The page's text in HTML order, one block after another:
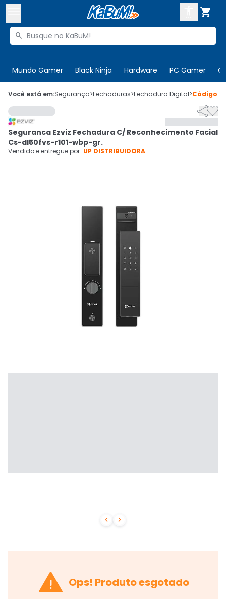

Buscar produtos

Mundo Gamer Black Ninja Hardware PC Gamer
 Olá. Acesse sua conta
 Departamentos
Cupons
CADASTRE-SE
Você está em:Segurança>Fechaduras>Fechadura Digital>Código
 

Seguranca Ezviz Fechadura C/ Reconhecimento Facial
Cs-dl50fvs-r101-wbp-gr.
Vendido e entregue por: UP DISTRIBUIDORA
 Ops! Produto esgotado